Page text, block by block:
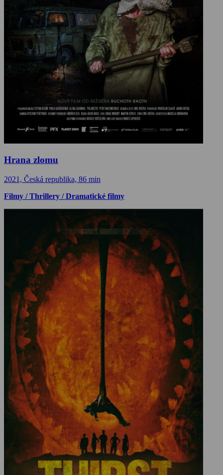
Hrana zlomu
2021, Česká republika, 86 min
Filmy / Thrillery / Dramatické filmy